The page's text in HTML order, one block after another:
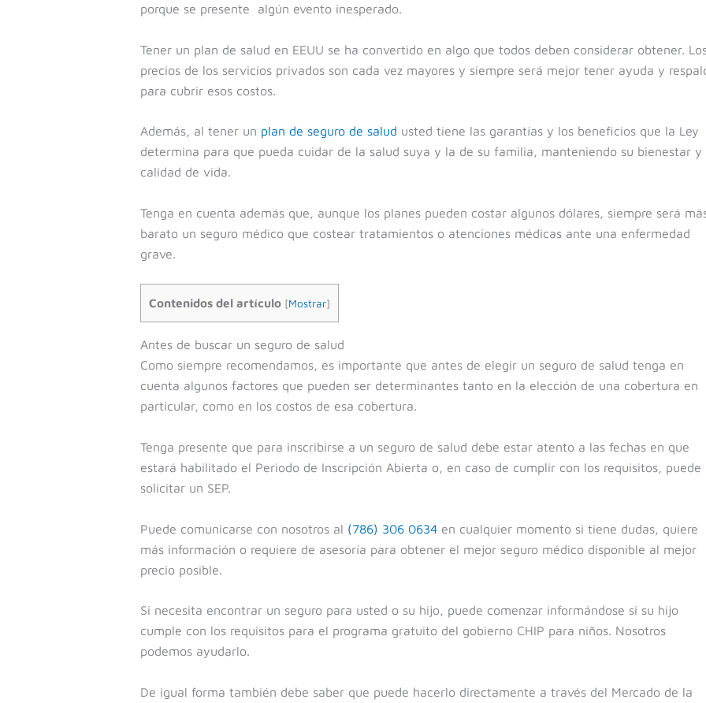
porque se presente algún evento inesperado.
Tener un plan de salud en EEUU se ha convertido en algo que todos deben considerar obtener.
precios de los servicios privados son cada vez mayores y siempre será mejor tener ayuda y
para cubrir esos costos.
Además, al tener un plan de seguro de salud usted tiene las garantías y los beneficios que la Ley
determina para que pueda cuidar de la salud suya y la de su familia, manteniendo su bienestar y
calidad de vida.
Tenga en cuenta además que, aunque los planes pueden costar algunos dólares, siempre será
barato un seguro médico que costear tratamientos o atenciones médicas ante una enfermedad
grave.
Contenidos del artículo [Mostrar]
Antes de buscar un seguro de salud
Como siempre recomendamos, es importante que antes de elegir un seguro de salud tenga en
cuenta algunos factores que pueden ser determinantes tanto en la elección de una cobertura en
particular, como en los costos de esa cobertura.
Tenga presente que para inscribirse a un seguro de salud debe estar atento a las fechas en que
estará habilitado el Periodo de Inscripción Abierta o, en caso de cumplir con los requisitos, puede
solicitar un SEP.
Puede comunicarse con nosotros al (786) 306 0634en cualquier momento si tiene dudas, quiere
más información o requiere de asesoría para obtener el mejor seguro médico disponible al mejor
precio posible.
Si necesita encontrar un seguro para usted o su hijo, puede comenzar informándose si su hijo
cumple con los requisitos para el programa gratuito del gobierno CHIP para niños. Nosotros
podemos ayudarlo.
De igual forma también debe saber que puede hacerlo directamente a través del Mercado de la